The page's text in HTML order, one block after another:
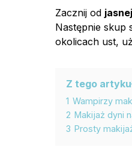
Zacznij od
Następnie skup
okolicach ust,
Z tego
1 Wampirzy
2 Makijaż dyni
3 Prosty